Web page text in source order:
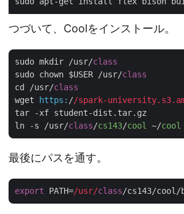
つづいて、Coolをインストール。
sudo mkdir /usr/class
sudo chown $USER /usr/class
cd /usr/class
wget
https: //spark-
tar -xf student-dist.tar.gz
ln -s /usr/class/cs143/cool ~/cool
最後にパスを通す。
export PATH=/usr/class